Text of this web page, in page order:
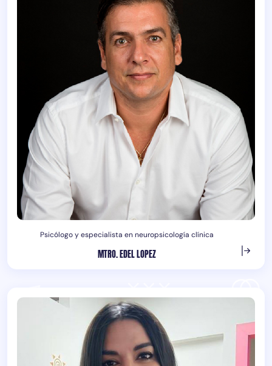
Psicólogo y especialista en neuropsicología clínica
MTRO. EDEL LOPEZ